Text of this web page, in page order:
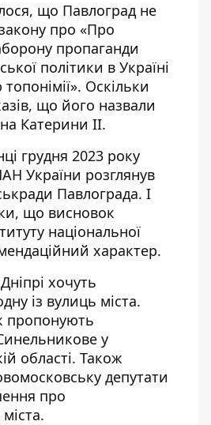
що Павлоград не
про «Про
пропаганди
політики в Україні
Оскільки
що його назвали
Катерини II.
грудня 2023 року
України розглянув
Павлограда. І
що висновок
національної
характер.
хочуть
із вулиць міста.
пропонують
у
області. Також
депутати
про
.